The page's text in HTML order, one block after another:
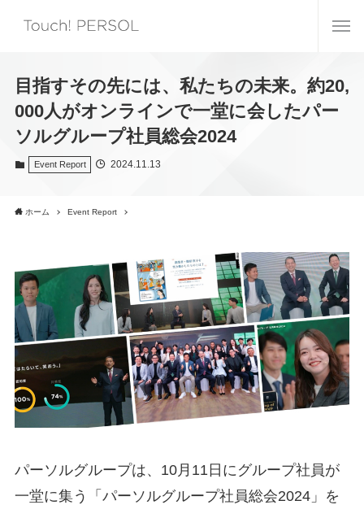
目指すその先には、私たちの未来。約20,
000人がオンラインで一堂に会したパー
ソルグループ社員総会2024
Event Report 2024.11.13
ホーム Event Report
パーソルグループは、10月11日にグループ社員が
一堂に集う「パーソルグループ社員総会2024」を